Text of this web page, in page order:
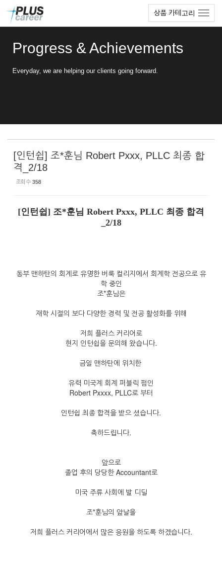
상품 카테고리
Progress & Achievements
Everyday, we are helping our clients going forward.
[인턴쉽] 조*훈님 Robert Pxxx, PLLC 최종 합
격_2/18
조회 수 358
[인턴쉽] 조*훈님 Robert Pxxx, PLLC 최종 합격
_2/18
동부 맨하탄의 회계로 유명한 버룩 컬리지에서 회계학 전공으로 유
학 중인
조*훈님은
재학 시절의 보다 다양한 경력 및 전공 활성화를 위해
저희 플러스 커리어로
현지 인턴쉽을 문의해 왔습니다.
금일 맨하탄에 위치한
유력 미국계 회계 퍼블릭 펌인
Robert Pxxxx, PLLC로 부터
인턴쉽 최종 합격을 받으 셨습니다.
축하드립니다.
앞으로
졸업 후의 당당한 Accountant로
미국 주류 사회에 발 디딜
조*훈님의 앞날을
저희 플러스 커리어에서 많은 응원을 하도록 하겠습니다.